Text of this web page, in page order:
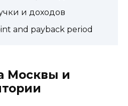
и доходов
and payback period
Москвы и